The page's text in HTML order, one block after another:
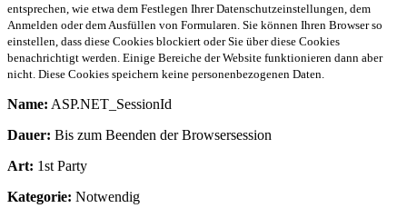
entsprechen, wie etwa dem Festlegen Ihrer Datenschutzeinstellungen, dem
Anmelden oder dem Ausfüllen von Formularen. Sie können Ihren Browser so
einstellen, dass diese Cookies blockiert oder Sie über diese Cookies
benachrichtigt werden. Einige Bereiche der Website funktionieren dann aber
nicht. Diese Cookies speichern keine personenbezogenen Daten.
Name: ASP.NET_SessionId
Dauer: Bis zum Beenden der Browsersession
Art: 1st Party
Kategorie: Notwendig